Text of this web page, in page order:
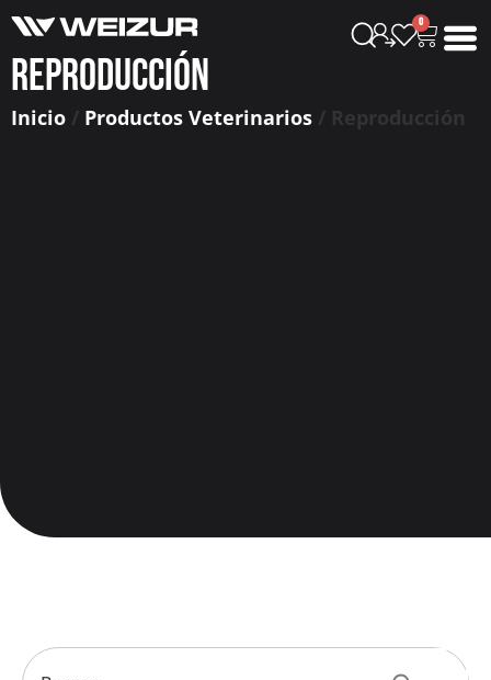
0
Reproducción
Inicio / Productos Veterinarios / Reproducción